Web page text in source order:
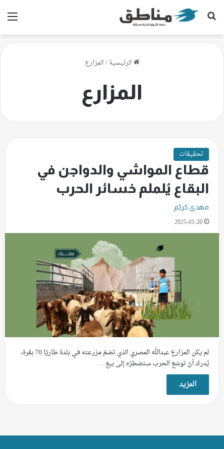
بحث عن
الرئيسية/المزارع
المزارع
تحقيقات
قطاع المواشي والدواجن في
البقاع يُلملم خسائر الحرب
مهدي كريّم
2025-01-20
لم يكن المزارع عبدالله المصري الذي تضمّ مزرعته في بلدة طاريّا 70 بقرة،
يُدرك أنّ توسّع الحرب ستضطرّه إلى بيع…
المزيد